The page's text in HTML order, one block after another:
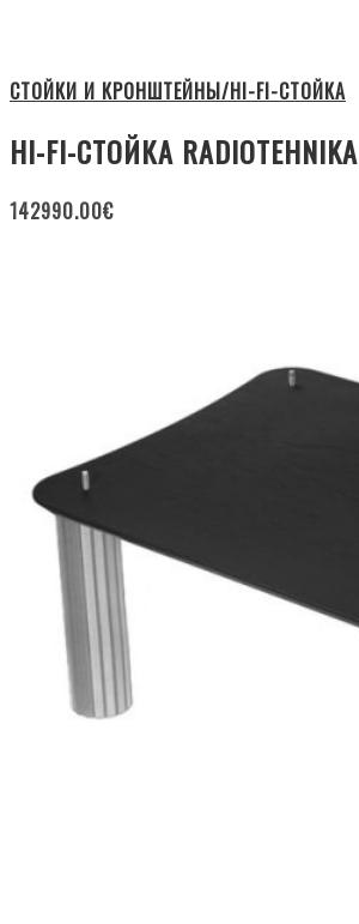
СТОЙКИ И КРОНШТЕЙНЫ/HI-FI-СТОЙКА
HI-FI-СТОЙКА RADIOTEHNIKA
142990.00€